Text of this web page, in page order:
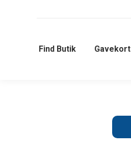
Find Butik Gavekort